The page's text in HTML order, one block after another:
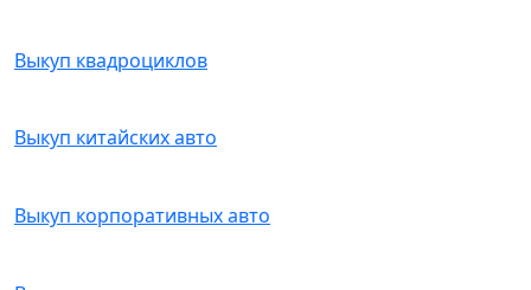
Выкуп квадроциклов
Выкуп китайских авто
Выкуп корпоративных авто